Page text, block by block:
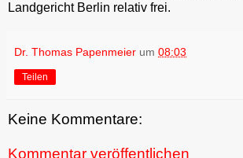
Landgericht Berlin relativ frei.
Dr. Thomas Papenmeier um 08:03
Teilen
Keine Kommentare:
Kommentar veröffentlichen